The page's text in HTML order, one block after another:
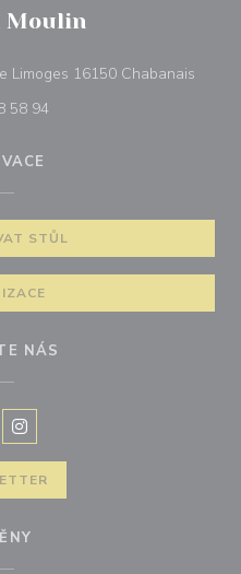
Moulin
Limoges 16150 Chabanais
58 94
STŮL
NÁS
((otevře se v novém
Instagram ((otevře se v